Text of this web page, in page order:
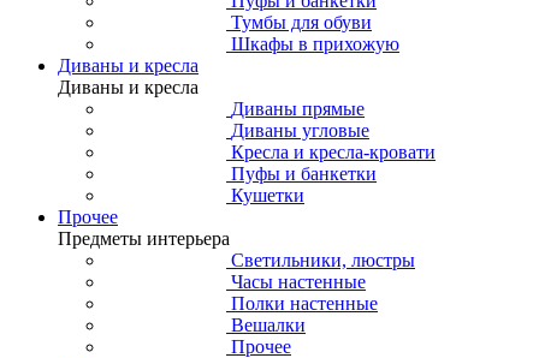
Тумбы для обуви
Шкафы в прихожую
Диваны и кресла
Диваны и кресла
Диваны прямые
Диваны угловые
Кресла и кресла-кровати
Пуфы и банкетки
Кушетки
Прочее
Предметы интерьера
Светильники, люстры
Часы настенные
Полки настенные
Вешалки
Прочее